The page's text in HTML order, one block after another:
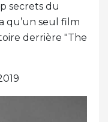
secrets du
qu’un seul film
derrière "The